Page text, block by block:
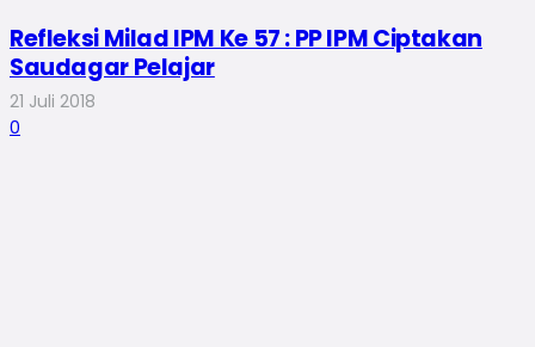
Refleksi Milad IPM Ke 57 : PP IPM Ciptakan
Saudagar Pelajar
21 Juli 2018
0